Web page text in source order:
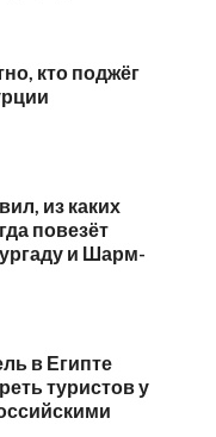
кто поджёг
из каких
повезёт
и Шарм-
в Египте
туристов у